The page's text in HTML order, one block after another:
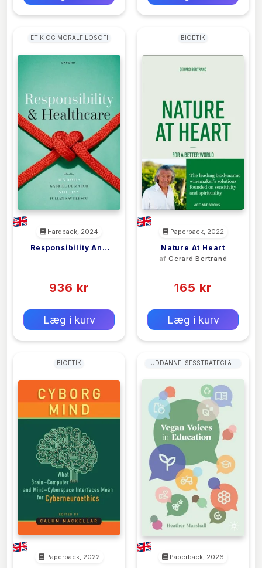
ETIK OG MORALFILOSOFI
Hardback, 2024
Responsibility And
936 kr
Læg i kurv
BIOETIK
Paperback, 2022
Nature At Heart
af Gerard Bertrand
165 kr
Læg i kurv
BIOETIK
Paperback, 2022
UDDANNELSESSTRATEGI & -
Paperback, 2026